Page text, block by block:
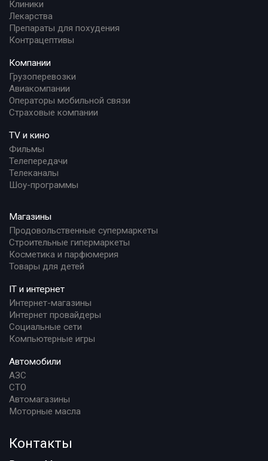
Клиники
Лекарства
Препараты для похудения
Контрацептивы
Компании
Грузоперевозки
Авиакомпании
Операторы мобильной связи
Страховые компании
TV и кино
Фильмы
Телепередачи
Телеканалы
Шоу-программы
Магазины
Продовольственные супермаркеты
Строительные гипермаркеты
Косметика и парфюмерия
Товары для детей
IT и интернет
Интернет-магазины
Интернет провайдеры
Социальные сети
Компьютерные игры
Автомобили
АЗС
СТО
Автомагазины
Моторные масла
Контакты